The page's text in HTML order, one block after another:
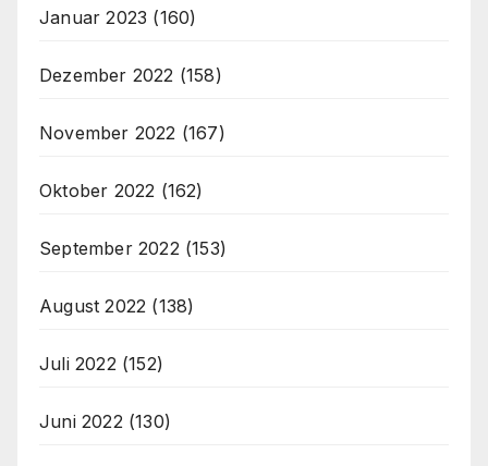
Januar 2023 (160)
Dezember 2022 (158)
November 2022 (167)
Oktober 2022 (162)
September 2022 (153)
August 2022 (138)
Juli 2022 (152)
Juni 2022 (130)